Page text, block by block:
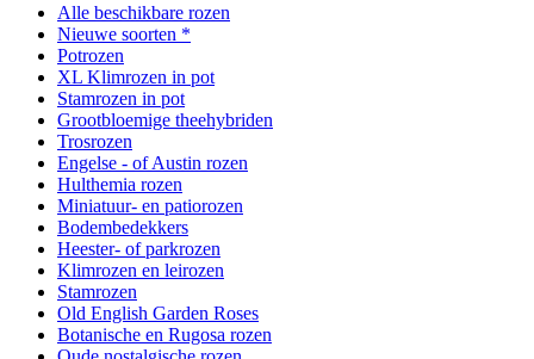
Alle beschikbare rozen
Nieuwe soorten *
Potrozen
XL Klimrozen in pot
Stamrozen in pot
Grootbloemige theehybriden
Trosrozen
Engelse - of Austin rozen
Hulthemia rozen
Miniatuur- en patiorozen
Bodembedekkers
Heester- of parkrozen
Klimrozen en leirozen
Stamrozen
Old English Garden Roses
Botanische en Rugosa rozen